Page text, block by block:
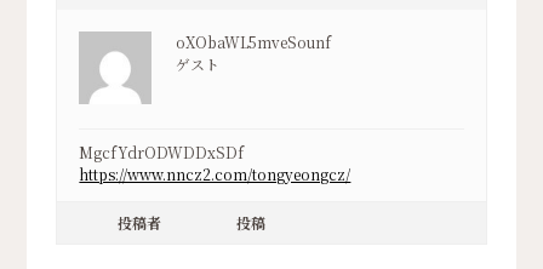
oXObaWL5mveSounf
ゲスト
MgcfYdrODWDDxSDf
https://www.nncz2.com/tongyeongcz/
投稿者 投稿